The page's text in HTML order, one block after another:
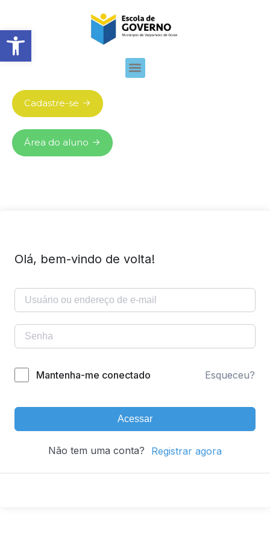
Abrir barra de ferramentas
Cadastre-se
Área do aluno
Olá, bem-vindo de volta!
Mantenha-me conectado Esqueceu?
Acessar
Não tem uma conta? Registrar agora